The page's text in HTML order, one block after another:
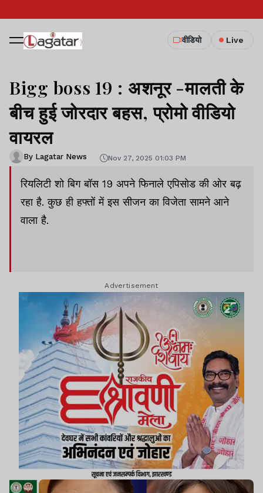
वीडियो Live
Bigg boss 19 : अशनूर -मालती के
बीच हुई जोरदार बहस, प्रोमो वीडियो
वायरल
By Lagatar News Nov 27, 2025 01:03 PM
रियलिटी शो बिग बॉस 19 अपने फिनाले एपिसोड की ओर बढ़
रहा है. कुछ ही हफ्तों में इस सीजन का विजेता सामने आने
वाला है.
Advertisement